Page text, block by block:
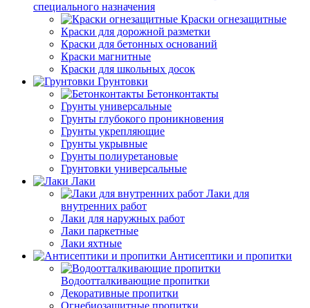
специального назначения
Краски огнезащитные
Краски для дорожной разметки
Краски для бетонных оснований
Краски магнитные
Краски для школьных досок
Грунтовки
Бетонконтакты
Грунты универсальные
Грунты глубокого проникновения
Грунты укрепляющие
Грунты укрывные
Грунты полиуретановые
Грунтовки универсальные
Лаки
Лаки для
внутренних работ
Лаки для наружных работ
Лаки паркетные
Лаки яхтные
Антисептики и пропитки
Водоотталкивающие пропитки
Декоративные пропитки